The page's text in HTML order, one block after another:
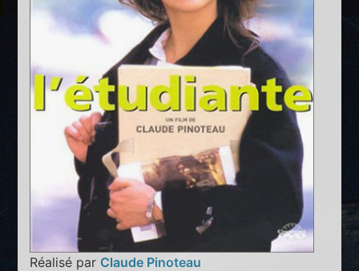
Réalisé par Claude Pinoteau